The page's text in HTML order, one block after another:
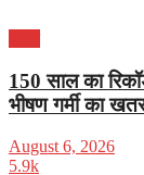
150 साल का
भीषण गर्मी का
August 6, 2026
5.9k